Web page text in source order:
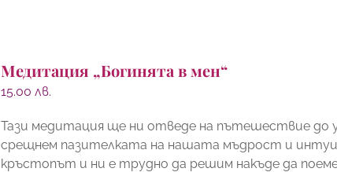
Медитация „Богинята в мен“
15.00лв.
Тази медитация ще ни отведе на пътешествие
срещнем пазителката на нашата мъдрост и
кръстопът и ни е трудно да решим накъде да